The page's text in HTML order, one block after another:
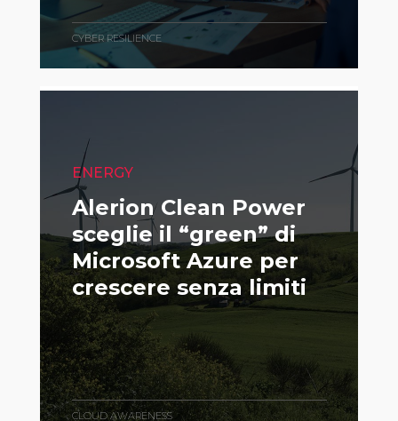
CYBER RESILIENCE
ENERGY
Alerion Clean Power
sceglie il “green” di
Microsoft Azure per
crescere senza limiti
CLOUD AWARENESS